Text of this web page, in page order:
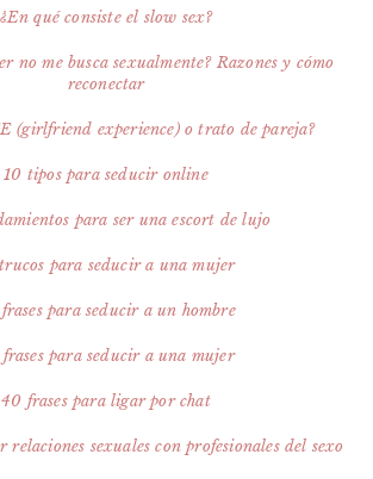
¿En qué consiste el slow sex?
no me busca sexualmente? Razones y cómo
reconectar
(girlfriend experience) o trato de pareja?
10 tipos para seducir online
para ser una escort de lujo
para seducir a una mujer
para seducir a un hombre
para seducir a una mujer
40 frases para ligar por chat
relaciones sexuales con profesionales del sexo